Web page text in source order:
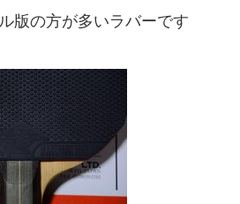
版の方が多いラバーです